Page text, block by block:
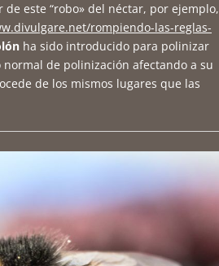
este “robo» del néctar, por ejemplo,
rompiendo-las-reglas-
ha sido introducido para polinizar
de polinización afectando a su
de los mismos lugares que las